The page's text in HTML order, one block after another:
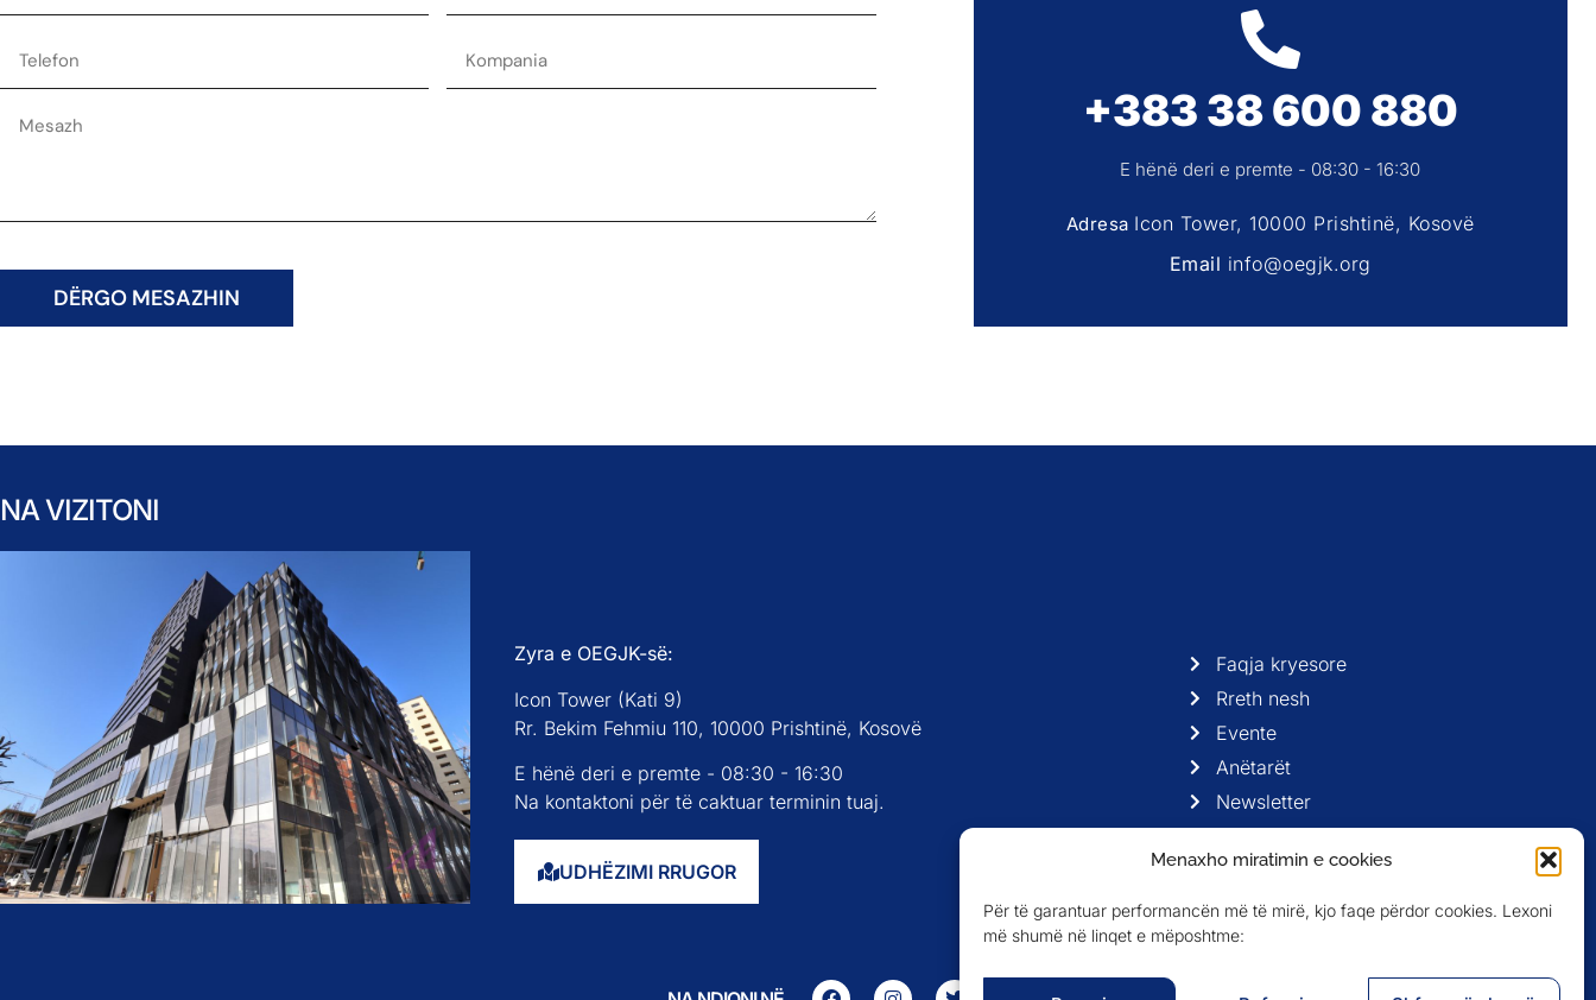
Menaxho miratimin e cookies
Për të garantuar performancën më të mirë, kjo faqe përdor cookies. Lexoni
më shumë në linqet e mëposhtme:
DËRGO MESAZHIN
+383 38 600 880
E hënë deri e premte - 08:30 - 16:30
Adresa Icon Tower, 10000 Prishtinë, Kosovë
Email info@oegjk.org
NA VIZITONI
Zyra e OEGJK-së:
Icon Tower (Kati 9)
Rr. Bekim Fehmiu 110, 10000 Prishtinë, Kosovë
E hënë deri e premte - 08:30 - 16:30
Na kontaktoni për të caktuar terminin tuaj.
UDHËZIMI RRUGOR
Faqja kryesore
Rreth nesh
Evente
Anëtarët
Newsletter